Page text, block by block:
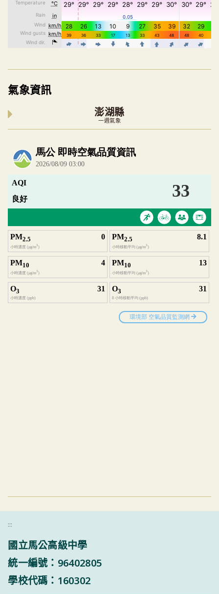
氣象資訊
澎湖縣
一週氣象
內嵌空氣品質小工具為視覺預覽，完整即時空
:::
國立馬公高級中學
統一編號：96402805
學校代碼：160302